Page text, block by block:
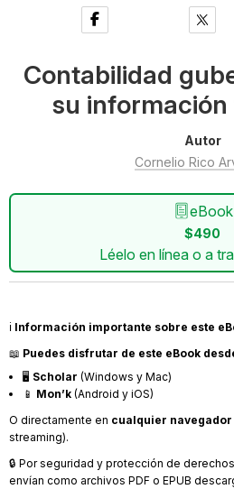
Contabilidad
su
Autor
Cornelio Rico
eBook
$490
Léelo en línea o a
ℹ️ Información importante sobre este
📖 Puedes disfrutar de este eBook
🖥️ Scholar (Windows y Mac)
📱 Mon’k (Android y iOS)
O directamente en cualquier navegador
streaming).
🔒 Por seguridad y protección de
envían como archivos PDF o EPUB